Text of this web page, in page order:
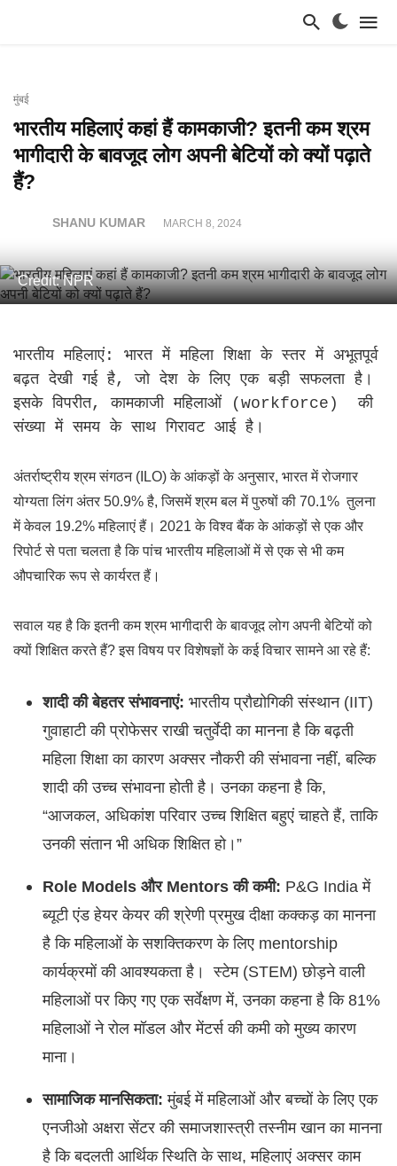
मुंबई
भारतीय महिलाएं कहां हैं कामकाजी? इतनी कम श्रम
भागीदारी के बावजूद लोग अपनी बेटियों को क्यों पढ़ाते
हैं?
SHANU KUMAR MARCH 8, 2024
Credit: NPR
भारतीय महिलाएं: भारत में महिला शिक्षा के स्तर में अभूतपूर्व
बढ़त देखी गई है, जो देश के लिए एक बड़ी सफलता है।
इसके विपरीत, कामकाजी महिलाओं (workforce) की
संख्या में समय के साथ गिरावट आई है।
अंतर्राष्ट्रीय श्रम संगठन (ILO) के आंकड़ों के अनुसार, भारत में रोजगार
योग्यता लिंग अंतर 50.9% है, जिसमें श्रम बल में पुरुषों की 70.1% तुलना
में केवल 19.2% महिलाएं हैं। 2021 के विश्व बैंक के आंकड़ों से एक और
रिपोर्ट से पता चलता है कि पांच भारतीय महिलाओं में से एक से भी कम
औपचारिक रूप से कार्यरत हैं।
सवाल यह है कि इतनी कम श्रम भागीदारी के बावजूद लोग अपनी बेटियों को
क्यों शिक्षित करते हैं? इस विषय पर विशेषज्ञों के कई विचार सामने आ रहे हैं:
शादी की बेहतर संभावनाएं: भारतीय प्रौद्योगिकी संस्थान (IIT)
गुवाहाटी की प्रोफेसर राखी चतुर्वेदी का मानना है कि बढ़ती
महिला शिक्षा का कारण अक्सर नौकरी की संभावना नहीं, बल्कि
शादी की उच्च संभावना होती है। उनका कहना है कि,
“आजकल, अधिकांश परिवार उच्च शिक्षित बहुएं चाहते हैं, ताकि
उनकी संतान भी अधिक शिक्षित हो।”
Role Models और Mentors की कमी: P&G India में
ब्यूटी एंड हेयर केयर की श्रेणी प्रमुख दीक्षा कक्कड़ का मानना
है कि महिलाओं के सशक्तिकरण के लिए mentorship
कार्यक्रमों की आवश्यकता है। स्टेम (STEM) छोड़ने वाली
महिलाओं पर किए गए एक सर्वेक्षण में, उनका कहना है कि 81%
महिलाओं ने रोल मॉडल और मेंटर्स की कमी को मुख्य कारण
माना।
सामाजिक मानसिकता: मुंबई में महिलाओं और बच्चों के लिए एक
एनजीओ अक्षरा सेंटर की समाजशास्त्री तस्नीम खान का मानना
है कि बदलती आर्थिक स्थिति के साथ, महिलाएं अक्सर काम